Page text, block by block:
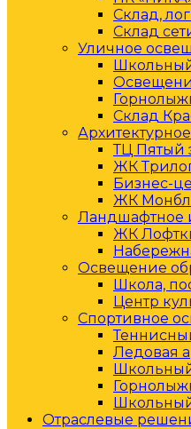
Склад,
Склад
Уличное
Школьный
Склад
ТЦ Пятый
ЖК
Бизнес-
ЖК
Ландшафтное
ЖК
Освещение
Школа,
Центр
Спортивное
Ледовая
Школьный
Школьный
Отраслевые